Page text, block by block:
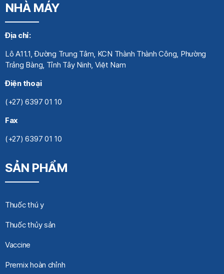
NHÀ MÁY
Địa chỉ:
Lô A11.1, Đường Trung Tâm, KCN Thành Thành Công, Phường
Trảng Bàng, Tỉnh Tây Ninh, Việt Nam
Điện thoại
(+27) 6397 01 10
Fax
(+27) 6397 01 10
SẢN PHẨM
Thuốc thú y
Thuốc thủy sản
Vaccine
Premix hoàn chỉnh